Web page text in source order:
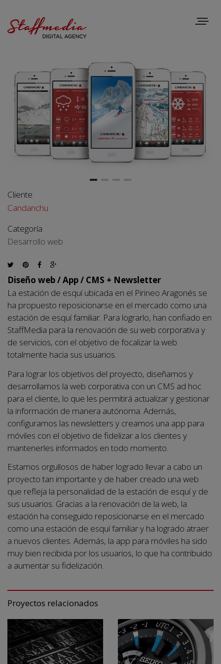
Toggle
Cliente
Candanchu
Categoría
Desarrollo web
Diseño web / App / CMS + Newsletter
La estación de esquí ubicada en el Pirineo Aragonés se
ha propuesto reposicionarse en el mercado como una
estación de esquí familiar. Para lograrlo, han confiado en
StaffMedia para la renovación de su web corporativa y
de servicios, con el objetivo de focalizar la web
totalmente hacia sus usuarios.
Para lograr los objetivos del proyecto, diseñamos y
desarrollamos la web corporativa con un CMS ad hoc
para el cliente, lo que les permitirá actualizar y gestionar
la información de manera autónoma. Además,
configuramos las newsletters y creamos una app para
móviles con el objetivo de fidelizar a los clientes y
mantenerles informados en todo momento.
Estamos orgullosos de haber logrado llevar a cabo un
proyecto tan importante y de haber creado una web
que refleja la personalidad de la estación de esquí y de
sus usuarios. Gracias a la renovación de la web, la
estación ha conseguido reposicionarse en el mercado
como una estación de esquí familiar y ha logrado atraer
a nuevos clientes. Además, la app para móviles ha sido
muy bien recibida por los usuarios, lo que ha contribuido
a aumentar su fidelización.
Proyectos relacionados